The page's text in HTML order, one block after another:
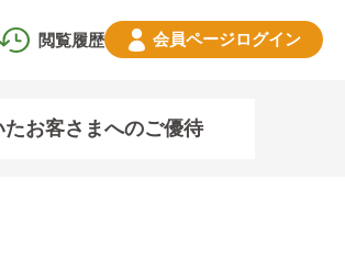
閲覧履歴 会員ページログイン
お客さまへのご優待